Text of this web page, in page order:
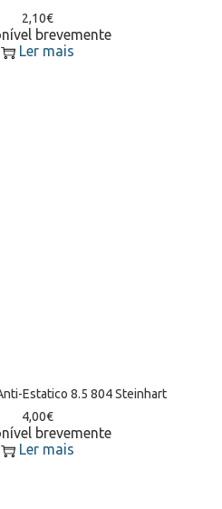
2,10€
brevemente
Ler mais
Estatico 8.5 804 Steinhart
4,00€
brevemente
Ler mais